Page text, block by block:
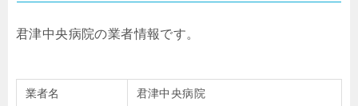
君津中央病院の業者情報です。
業者名 君津中央病院